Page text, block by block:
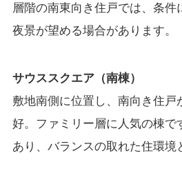
層階の南東向き住戸では、条件
夜景が望める場合があります。
サウススクエア（南棟）
敷地南側に位置し、南向き住戸
好。ファミリー層に人気の棟で
あり、バランスの取れた住環境